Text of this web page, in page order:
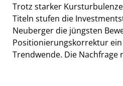
Trotz starker
Titeln stufen die
Neuberger die jüngsten
Positionierungskorrektur ein
Trendwende. Die Nachfrage